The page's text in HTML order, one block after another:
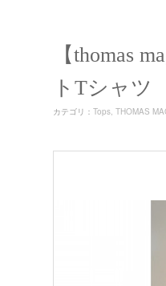
【thomas
トTシャツ
カテゴリ ： Tops THOMAS